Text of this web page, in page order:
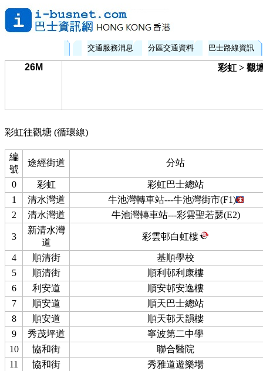
交通服務消息 分區交通資料 巴士路線資訊
26M 彩虹 > 觀
彩虹往觀塘 (循環線)
編
號
途經街道 分站
0 彩虹
彩虹巴士總站
1
清水灣道
牛池灣轉車站---牛池灣街市(F1)
2
清水灣道 牛池灣轉車站---彩雲聖若瑟(E2)
3
新清水灣
道
彩雲邨白虹樓
4 順清街
基順學校
5
順清街
順利邨利康樓
6
利安道
順安邨安逸樓
7
順安道
順天巴士總站
8
順安道
順天邨天韻樓
9
秀茂坪道
寧波第二中學
10
協和街
聯合醫院
11
協和街
秀雅道遊樂場